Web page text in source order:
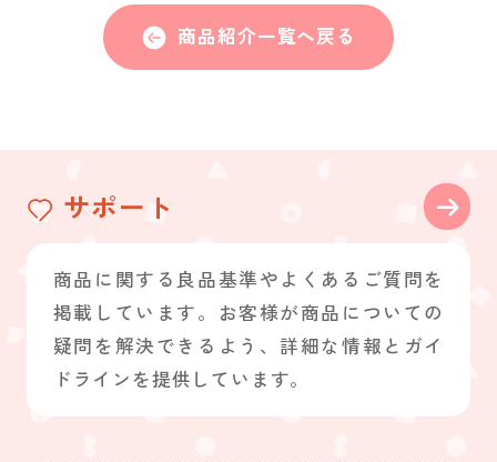
商品紹介一覧へ戻る
サポート
商品に関する良品基準やよくあるご質問を
掲載しています。お客様が商品についての
疑問を解決できるよう、詳細な情報とガイ
ドラインを提供しています。